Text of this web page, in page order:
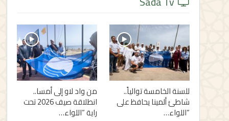
للسنة الخامسة توالياً..
شاطئ ألمينا يحافظ على
“اللواء…
من واد لاو إلى أمسا..
انطلاقة صيف 2026 تحت
راية “اللواء…